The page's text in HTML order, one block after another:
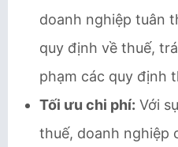
doanh nghiệp tuân
quy định về thuế,
phạm các quy định
Tối ưu chi phí: Với
thuế, doanh nghiệp